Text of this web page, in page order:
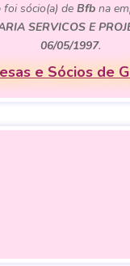
foi sócio(a) de Bfbna
SERVICOS E
06/05/1997.
e Sócios de